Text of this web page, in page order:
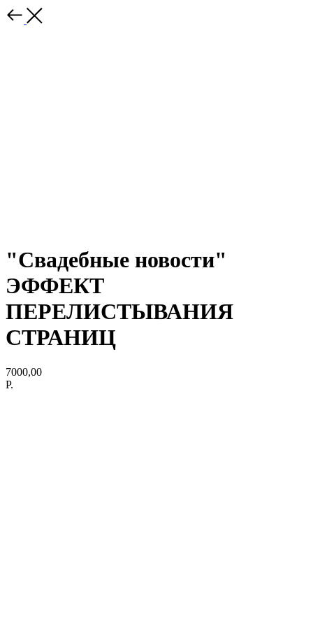
"Свадебные новости"
ЭФФЕКТ
ПЕРЕЛИСТЫВАНИЯ
СТРАНИЦ
7000,00
Р.